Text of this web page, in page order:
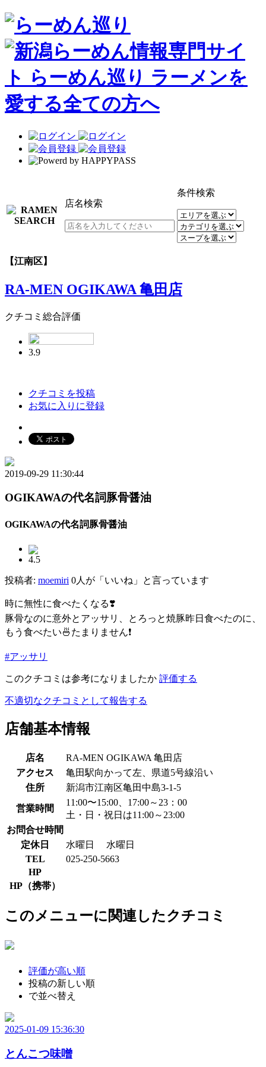
店名検索
条件検索
【江南区】
RA-MEN OGIKAWA 亀田店
クチコミ総合評価
3.9
クチコミを投稿
お気に入りに登録
2019-09-29 11:30:44
OGIKAWAの代名詞豚骨醤油
OGIKAWAの代名詞豚骨醤油
4.5
投稿者: moemiri 0人が「いいね」と言っています
時に無性に食べたくなる❣️
豚骨なのに意外とアッサリ、とろっと焼豚昨日食べたのに、
もう食べたい🍜たまりません❗️
#アッサリ
このクチコミは参考になりましたか 評価する
不適切なクチコミとして報告する
店舗基本情報
店名
RA-MEN OGIKAWA 亀田店
アクセス
亀田駅向かって左、県道5号線沿い
住所
新潟市江南区亀田中島3-1-5
営業時間
11:00〜15:00、17:00～23：00
土・日・祝日は11:00～23:00
お問合せ時間
定休日
水曜日
水曜日
TEL
025-250-5663
HP
HP（携帯）
このメニューに関連したクチコミ
評価が高い順
投稿の新しい順
で並べ替え
2025-01-09 15:36:30
とんこつ味噌